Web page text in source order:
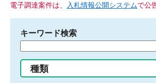
電子調達案件は、 入札情報公開システムで公
キーワード検索
る
種類